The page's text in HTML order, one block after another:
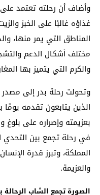
وأضاف أن رحلته تعتمد
غذاؤه غالبًا على الخبز
المناطق التي يمر منها،
مختلف أشكال الدعم
والكرم التي يتميز بها
وتحولت رحلة بدر إلى
الذين يتابعون تقدمه
بعزيمته وإصراره على بلوغ
في رحلة تجمع بين
المملكة، وتبرز قدرة
والعزيمة.
الصورة تجمع الشاب